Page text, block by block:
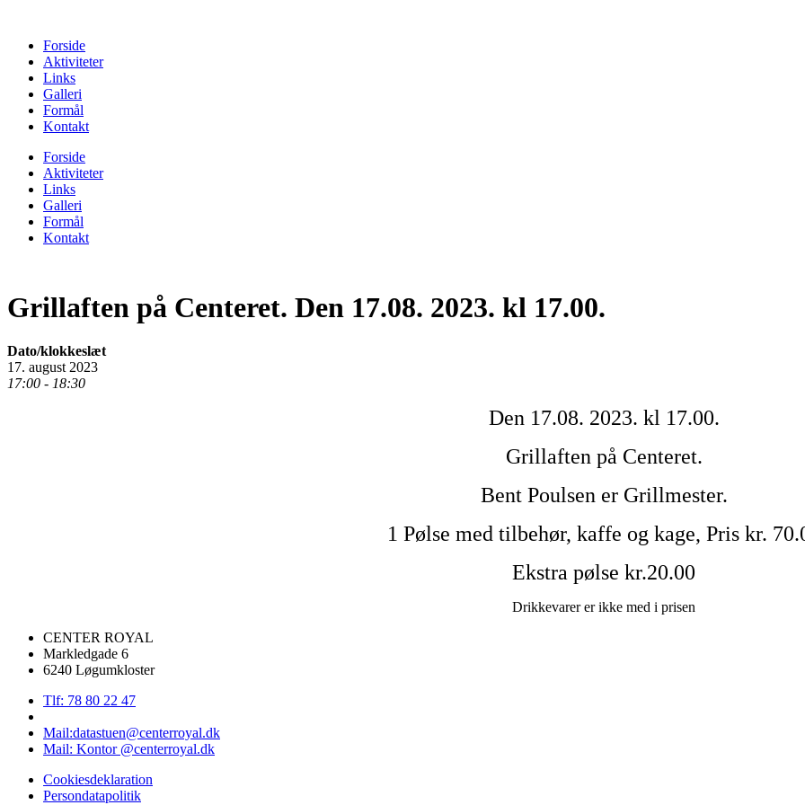
Forside
Aktiviteter
Links
Galleri
Formål
Kontakt
Forside
Aktiviteter
Links
Galleri
Formål
Kontakt
Grillaften på Centeret. Den 17.08. 2023. kl 17.00.
Dato/klokkeslæt
17. august 2023
17:00 - 18:30
Den 17.08. 2023. kl 17.00.
Grillaften på Centeret.
Bent Poulsen er Grillmester.
1 Pølse med tilbehør, kaffe og kage, Pris kr.
Ekstra pølse kr.20.00
Drikkevarer er ikke med i prisen
CENTER ROYAL
Markledgade 6
6240 Løgumkloster
Tlf: 78 80 22 47
Mail:datastuen@centerroyal.dk
Mail: Kontor @centerroyal.dk
Cookiesdeklaration
Persondatapolitik